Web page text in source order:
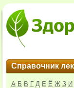
Справочник
А Б В Г Д Е Ё Ж З И